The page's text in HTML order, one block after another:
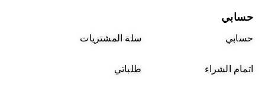
حسابي
حسابي سلة المشتريات
اتمام الشراء طلباتي